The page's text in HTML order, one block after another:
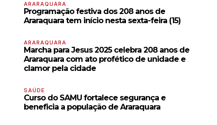
ARARAQUARA
Programação festiva dos 208 anos de
Araraquara tem início nesta sexta-feira (15)
ARARAQUARA
Marcha para Jesus 2025 celebra 208 anos de
Araraquara com ato profético de unidade e
clamor pela cidade
SAÚDE
Curso do SAMU fortalece segurança e
beneficia a população de Araraquara